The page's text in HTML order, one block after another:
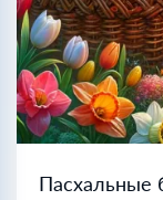
Пасхальные